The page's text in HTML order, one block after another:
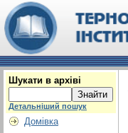
Шукати в архіві
Детальніший пошук
Домівка